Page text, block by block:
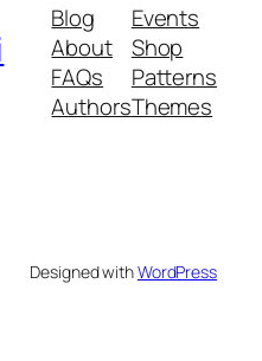
Blog
About
FAQs
Authors
Events
Shop
Patterns
Themes
Designed withWordPress